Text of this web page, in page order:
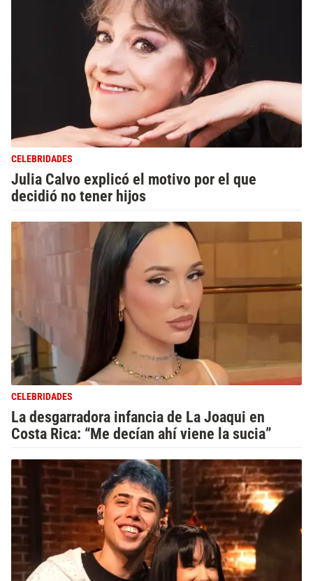
CELEBRIDADES
Julia Calvo explicó el motivo por el que
decidió no tener hijos
CELEBRIDADES
La desgarradora infancia de La Joaqui en
Costa Rica: “Me decían ahí viene la sucia”